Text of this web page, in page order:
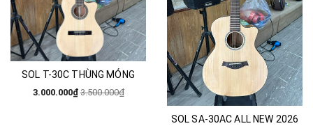
SOL T-30C THÙNG MỎNG
3.000.000₫3.500.000₫
SOL SA-30AC ALL NEW 2026